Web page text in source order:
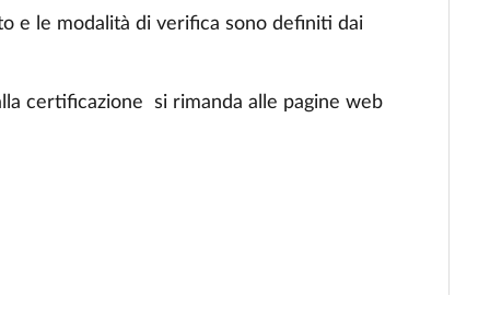
e le modalità di verifica sono definiti dai
certificazione si rimanda alle pagine web